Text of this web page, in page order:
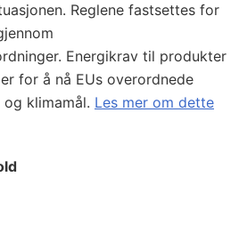
Reglene fastsettes for
Energikrav til produkter
for å nå EUs overordnede
klimamål. Les mer om dette